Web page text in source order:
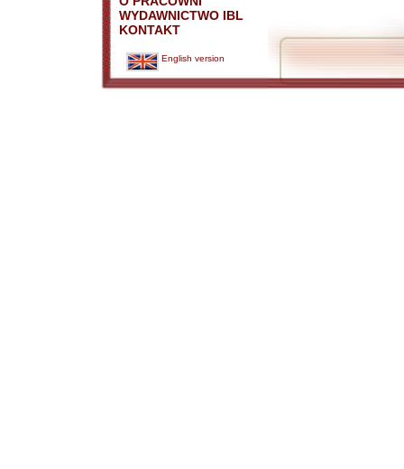
WYDAWNICTWO IBL
KONTAKT
English version